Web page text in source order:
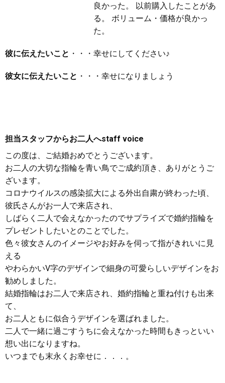
良かった。 以前購入したことがあ
る。 ボリューム・価格が良かっ
た。
彼に伝えたいこと ・・・幸せにしてください♪
彼女に伝えたいこと ・・・幸せになりましょう
担当スタッフからお二人へstaff voice
この度は、ご結婚おめでとうございます。
お二人の大切な指輪を青い鳥でご成約頂き、ありがとうご
ざいます。
コロナウイルスの感染拡大による外出自粛が終わった頃、
彼氏さんがお一人で来店され、
しばらく二人で会えなかったのでサプライズで婚約指輪を
プレゼントしたいとのことでした。
色々彼女さんのイメージやお好みを伺って指がきれいに見
える
やわらかいV字のデザインで細身の可愛らしいデザインをお
勧めしました。
結婚指輪はお二人で来店され、婚約指輪と重ね付けも出来
て、
お二人ともに似合うデザインを選ばれました。
二人で一緒に過ごすうちに会えなかった時間もきっといい
想い出になりますね。
いつまでも末永くお幸せに．．．。